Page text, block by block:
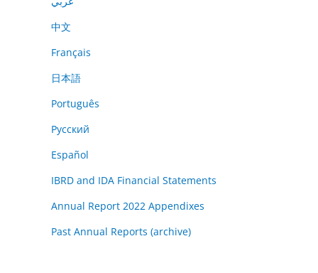
中文
Français
日本語
Português
Русский
Español
IBRD and IDA Financial Statements
Annual Report 2022 Appendixes
Past Annual Reports (archive)